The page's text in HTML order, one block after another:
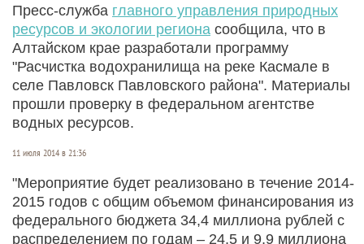
Пресс-служба главного управления природных
ресурсов и экологии региона сообщила, что в
Алтайском крае разработали программу
"Расчистка водохранилища на реке Касмале в
селе Павловск Павловского района". Материалы
прошли проверку в федеральном агентстве
водных ресурсов.
11 июля 2014 в 21:36
"Мероприятие будет реализовано в течение 2014-
2015 годов с общим объемом финансирования из
федерального бюджета 34,4 миллиона рублей с
распределением по годам – 24,5 и 9,9 миллиона